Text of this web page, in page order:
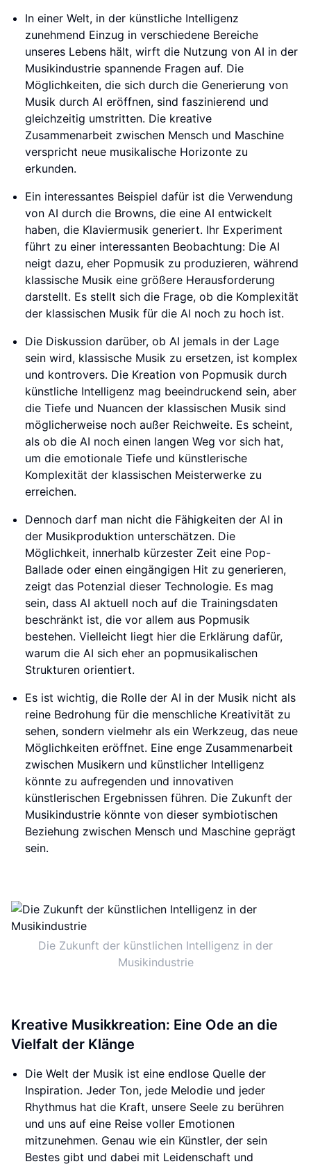
In einer Welt, in der künstliche Intelligenz
zunehmend Einzug in verschiedene Bereiche
unseres Lebens hält, wirft die Nutzung von AI in der
Musikindustrie spannende Fragen auf. Die
Möglichkeiten, die sich durch die Generierung von
Musik durch AI eröffnen, sind faszinierend und
gleichzeitig umstritten. Die kreative
Zusammenarbeit zwischen Mensch und Maschine
verspricht neue musikalische Horizonte zu
erkunden.
Ein interessantes Beispiel dafür ist die Verwendung
von AI durch die Browns, die eine AI entwickelt
haben, die Klaviermusik generiert. Ihr Experiment
führt zu einer interessanten Beobachtung: Die AI
neigt dazu, eher Popmusik zu produzieren, während
klassische Musik eine größere Herausforderung
darstellt. Es stellt sich die Frage, ob die Komplexität
der klassischen Musik für die AI noch zu hoch ist.
Die Diskussion darüber, ob AI jemals in der Lage
sein wird, klassische Musik zu ersetzen, ist komplex
und kontrovers. Die Kreation von Popmusik durch
künstliche Intelligenz mag beeindruckend sein, aber
die Tiefe und Nuancen der klassischen Musik sind
möglicherweise noch außer Reichweite. Es scheint,
als ob die AI noch einen langen Weg vor sich hat,
um die emotionale Tiefe und künstlerische
Komplexität der klassischen Meisterwerke zu
erreichen.
Dennoch darf man nicht die Fähigkeiten der AI in
der Musikproduktion unterschätzen. Die
Möglichkeit, innerhalb kürzester Zeit eine Pop-
Ballade oder einen eingängigen Hit zu generieren,
zeigt das Potenzial dieser Technologie. Es mag
sein, dass AI aktuell noch auf die Trainingsdaten
beschränkt ist, die vor allem aus Popmusik
bestehen. Vielleicht liegt hier die Erklärung dafür,
warum die AI sich eher an popmusikalischen
Strukturen orientiert.
Es ist wichtig, die Rolle der AI in der Musik nicht als
reine Bedrohung für die menschliche Kreativität zu
sehen, sondern vielmehr als ein Werkzeug, das neue
Möglichkeiten eröffnet. Eine enge Zusammenarbeit
zwischen Musikern und künstlicher Intelligenz
könnte zu aufregenden und innovativen
künstlerischen Ergebnissen führen. Die Zukunft der
Musikindustrie könnte von dieser symbiotischen
Beziehung zwischen Mensch und Maschine geprägt
sein.
Die Zukunft der künstlichen Intelligenz in der
Musikindustrie
Kreative Musikkreation: Eine Ode an die
Vielfalt der Klänge
Die Welt der Musik ist eine endlose Quelle der
Inspiration. Jeder Ton, jede Melodie und jeder
Rhythmus hat die Kraft, unsere Seele zu berühren
und uns auf eine Reise voller Emotionen
mitzunehmen. Genau wie ein Künstler, der sein
Bestes gibt und dabei mit Leidenschaft und